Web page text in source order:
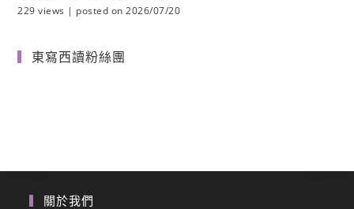
229 views | posted on 2026/07/20
東寫西讀粉絲團
關於我們